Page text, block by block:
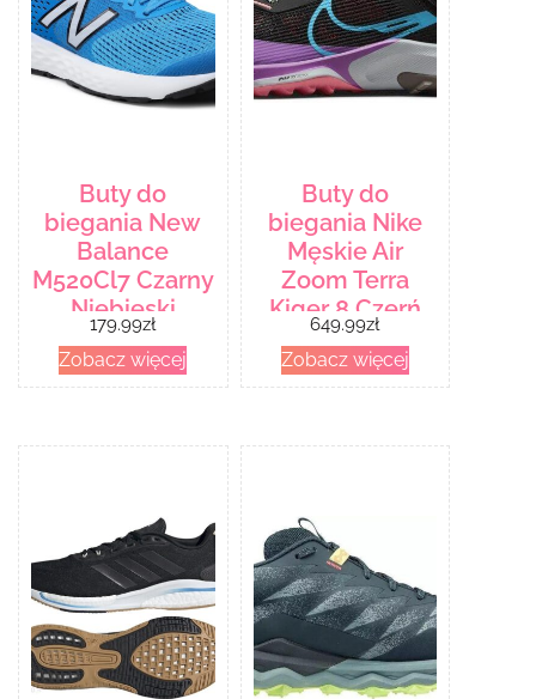
Buty do
biegania New
Balance
M520Cl7 Czarny
Niebieski
179.99zł
Zobacz więcej
Buty do
biegania Nike
Męskie Air
Zoom Terra
Kiger 8 Czerń
649.99zł
Zobacz więcej